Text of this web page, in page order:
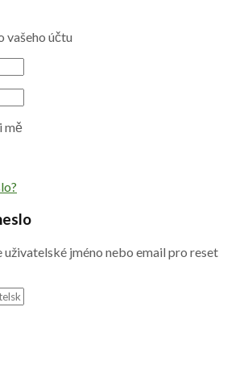
vašeho účtu
mě
uživatelské jméno nebo email pro reset